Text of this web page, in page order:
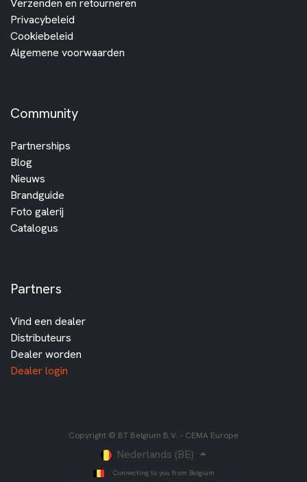
Verzenden en retourneren
Privacybeleid
Cookiebeleid
Algemene voorwaarden
Community
Partnerships
Blog
Nieuws
Brandguide
Foto galerij
Catalogus
Partners
Vind een dealer
Distributeurs
Dealer worden
Dealer login
Copyright © BT Belgium B.V. - CEMA Europe
Nederlands (BE)
Connecting to you from Belgium